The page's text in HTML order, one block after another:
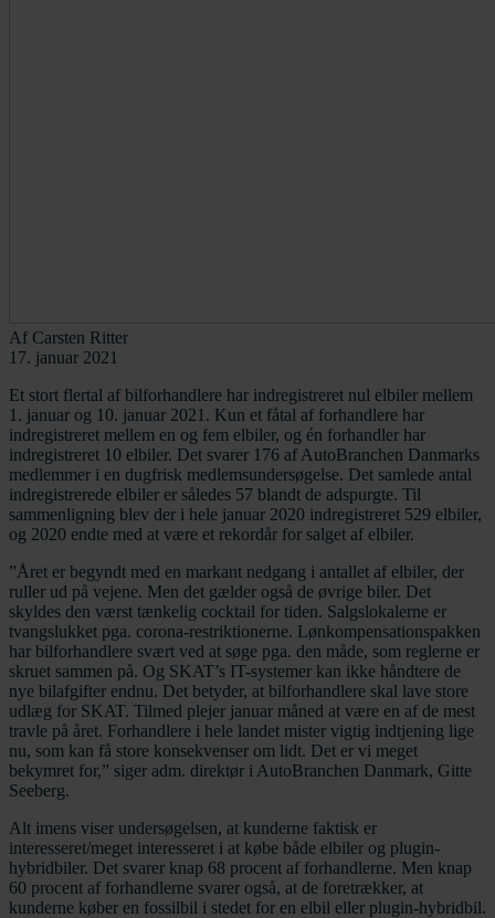
Af Carsten Ritter
17. januar 2021
Et stort flertal af bilforhandlere har indregistreret nul elbiler mellem
1. januar og 10. januar 2021. Kun et fåtal af forhandlere har
indregistreret mellem en og fem elbiler, og én forhandler har
indregistreret 10 elbiler. Det svarer 176 af AutoBranchen Danmarks
medlemmer i en dugfrisk medlemsundersøgelse. Det samlede antal
indregistrerede elbiler er således 57 blandt de adspurgte. Til
sammenligning blev der i hele januar 2020 indregistreret 529 elbiler,
og 2020 endte med at være et rekordår for salget af elbiler.
”Året er begyndt med en markant nedgang i antallet af elbiler, der
ruller ud på vejene. Men det gælder også de øvrige biler. Det
skyldes den værst tænkelig cocktail for tiden. Salgslokalerne er
tvangslukket pga. corona-restriktionerne. Lønkompensationspakken
har bilforhandlere svært ved at søge pga. den måde, som reglerne er
skruet sammen på. Og SKAT’s IT-systemer kan ikke håndtere de
nye bilafgifter endnu. Det betyder, at bilforhandlere skal lave store
udlæg for SKAT. Tilmed plejer januar måned at være en af de mest
travle på året. Forhandlere i hele landet mister vigtig indtjening lige
nu, som kan få store konsekvenser om lidt. Det er vi meget
bekymret for,” siger adm. direktør i AutoBranchen Danmark, Gitte
Seeberg.
Alt imens viser undersøgelsen, at kunderne faktisk er
interesseret/meget interesseret i at købe både elbiler og plugin-
hybridbiler. Det svarer knap 68 procent af forhandlerne. Men knap
60 procent af forhandlerne svarer også, at de foretrækker, at
kunderne køber en fossilbil i stedet for en elbil eller plugin-hybridbil.